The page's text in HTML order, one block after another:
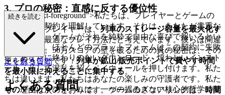
3. プロの秘密：直感に反する優位性
ほとんどのプレイヤーは、列車のストレージ容量を最大化す
ことが、最適なプレイ方法だと考えています。彼らは間違
っています。50万スコアの壁を破るための真の秘密は、その
逆を行うことです： 列車が鉱山/販売ポイントで費やす時間
を最小限に抑えることに集中する。
その理由は次のとおりです。ゲームのスコアリングは、時間
ss="mb-4 text-foreground">私たちは、プレイヤーとゲームの
間の神聖な契約を理解しています。それは、あなたが貴重な
時間を捧げ、ゲームがそれを純粋で自由な喜びで報いるとい
うものです。ほとんどのプラットフォームはこの契約に失敗
し、あなたに終わりのないダウンロード、煩わしいインスト
ール、そして混乱を招くペイウォールを押し付けます。私た
ちは違います。私たちはあなたの楽しみの守護者です。私た
ちのプラットフォームは、一つの揺るぎない核心的哲学に基
続きを読む
よくある質問
よくある質問